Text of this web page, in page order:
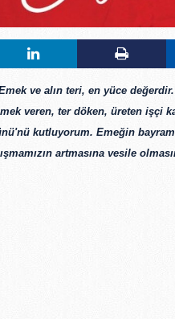
ve alın teri, en yüce
veren, ter döken, üreten işçi
kutluyorum. Emeğin
artmasına vesile